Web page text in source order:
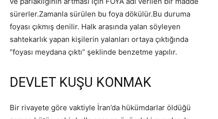
sürerler.Zamanla sürülen bu foya dökülür.Bu duruma
foyası çıkmış denilir. Halk arasında yalan söyleyen
sahtekarlık yapan kişilerin yalanları ortaya çıktığında
“foyası meydana çıktı” şeklinde benzetme yapılır.
DEVLET KUŞU KONMAK
Bir rivayete göre vaktiyle İran’da hükümdarlar öldüğü